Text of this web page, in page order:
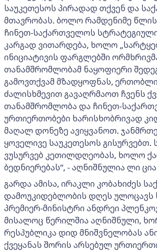
საუკეთესოს პირადად თქვენ და
მთავრობას. ბოლო რამდენიმე წლის
ჩინეთ-საქართველოს
კარგად ვითარდება, ხოლო
ინიციატივის ფარგლებში
თანამშრომლობამ ნაყოფიერი
გამოვთქვამ მზადყოფნას,
ძალისხმევით გავაღრმაოთ ჩვენს
თანამშრომლობა და ჩინეთ-
ურთიერთობები ხარისხობრივად
მაღალ დონეზე ავიყვანოთ.
ყოველივე საუკეთესოს
ვუსურვებ კეთილდღეობას, ხოლო
ბედნიერებას“, - აღნიშნულია ლი
გარდა ამისა, ირაკლი კობახიძეს
დამოუკიდებლობის დღეს ულოცავს
პრემიერ-მინისტრი ანდრეი
მისალოც წერილშია აღნიშნული,
რესპუბლიკა დიდ მნიშვნელობას
ქვეყანას შორის არსებულ